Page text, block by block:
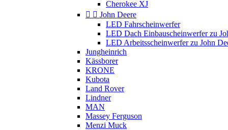
Cherokee XJ
  John Deere
LED Fahrscheinwerfer
LED Dach Einbauscheinwerfer zu
LED Arbeitsscheinwerfer zu John
Jungheinrich
Kässborer
KRONE
Kubota
Land Rover
Lindner
MAN
Massey Ferguson
Menzi Muck